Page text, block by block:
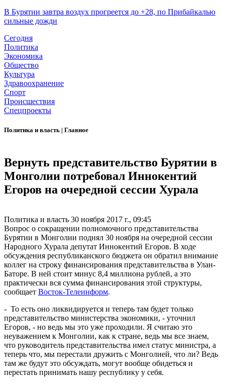
В Бурятии завтра воздух прогреется до +28, по Прибайкалью
сильные дожди
Сегодня
Политика
Экономика
Общество
Культура
Здравоохранение
Спорт
Происшествия
Спецпроекты
Политика и власть | Главное
Вернуть представительство Бурятии в
Монголии потребовал Иннокентий
Егоров на очередной сессии Хурала
Политика и власть 30 ноября 2017 г., 09:45
Вопрос о сокращении полномочного представительства
Бурятии в Монголии поднял 30 ноября на очередной сессии
Народного Хурала депутат Иннокентий Егоров. В ходе
обсуждения республиканского бюджета он обратил внимание
коллег на строку финансирования представительства в Улан-
Баторе. В ней стоит минус 8,4 миллиона рублей, а это
практически вся сумма финансирования этой структуры,
сообщает Восток-Телеинформ.
- То есть оно ликвидируется и теперь там будет только
представительство министерства экономики, - уточнил
Егоров, - но ведь мы это уже проходили. Я считаю это
неуважением к Монголии, как к стране, ведь мы все знаем,
что руководитель представительства имел статус министра, а
теперь что, мы перестали дружить с Монголией, что ли? Ведь
там же будут это обсуждать, могут вообще обидеться и
перестать принимать нашу республику у себя.